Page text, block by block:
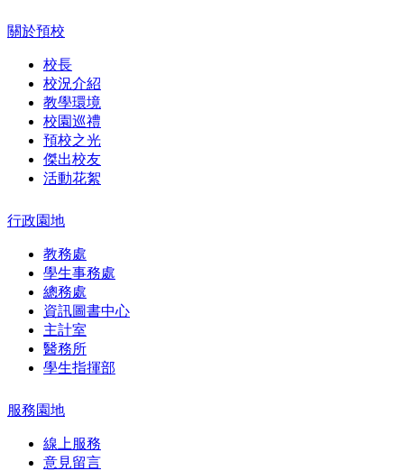
關於預校
校長
校況介紹
教學環境
校園巡禮
預校之光
傑出校友
活動花絮
行政園地
教務處
學生事務處
總務處
資訊圖書中心
主計室
醫務所
學生指揮部
服務園地
線上服務
意見留言